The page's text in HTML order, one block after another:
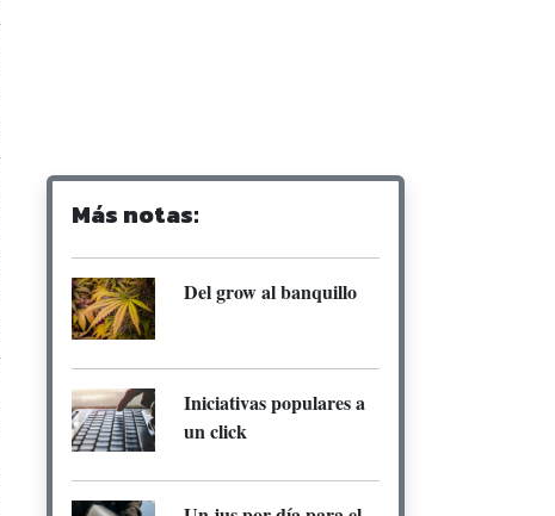
Más notas:
Del grow al banquillo
Iniciativas populares a
un click